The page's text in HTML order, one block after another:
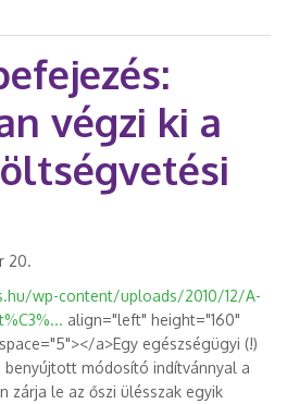
végzi ki a
20.
wp-content/uploads/2010/12/A-
align="left" height="160"
a>Egy egészségügyi (!)
módosító indítvánnyal a
zárja le az őszi ülésszak egyik